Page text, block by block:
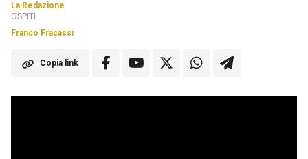
La Redazione
OSPITI
Franco Fracassi
Copia link